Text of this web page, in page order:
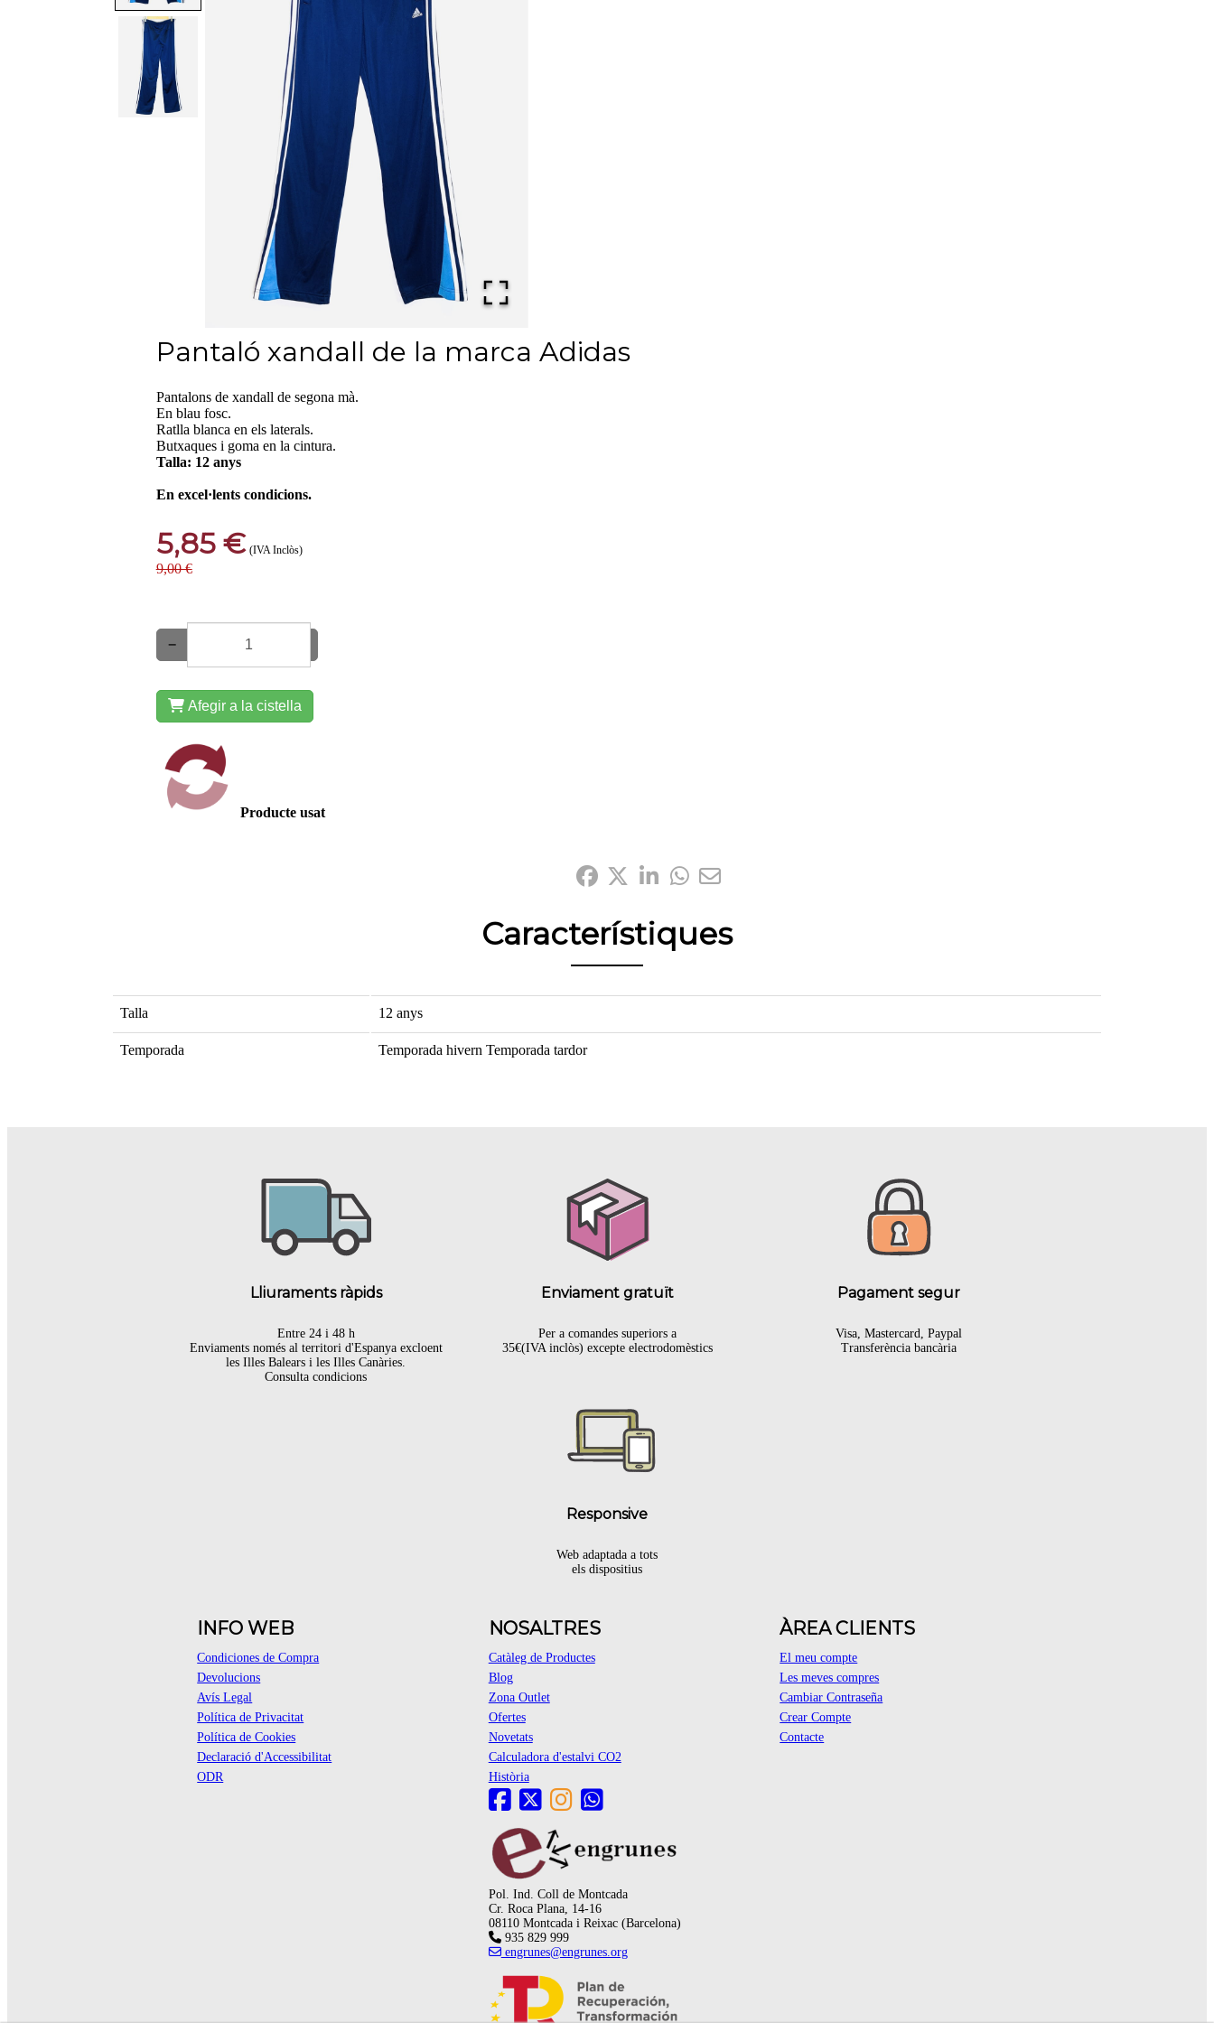
Pantaló xandall de la marca Adidas
Pantalons de xandall de segona mà.
En blau fosc.
Ratlla blanca en els laterals.
Butxaques i goma en la cintura.
Talla: 12 anys
En excel·lents condicions.
5,85 € (IVA Inclòs)
9,00 €
−
Afegir a la cistella
Producte usat
Característiques
Talla 12 anys
Temporada Temporada hivern Temporada tardor
Lliuraments ràpids
Entre 24 i 48 h
Enviaments només al territori d'Espanya excloent
les Illes Balears i les Illes Canàries.
Consulta condicions
Enviament gratuït
Per a comandes superiors a
35€(IVA inclòs) excepte electrodomèstics
Pagament segur
Visa, Mastercard, Paypal
Transferència bancària
Responsive
Web adaptada a tots
els dispositius
INFO WEB
Condiciones de Compra
Devolucions
Avís Legal
Política de Privacitat
Política de Cookies
Declaració d'Accessibilitat
ODR
NOSALTRES
Catàleg de Productes
Blog
Zona Outlet
Ofertes
Novetats
Calculadora d'estalvi CO2
Història
ÀREA CLIENTS
El meu compte
Les meves compres
Cambiar Contraseña
Crear Compte
Contacte
Pol. Ind. Coll de Montcada
Cr. Roca Plana, 14-16
08110 Montcada i Reixac (Barcelona)
935 829 999
engrunes@engrunes.org